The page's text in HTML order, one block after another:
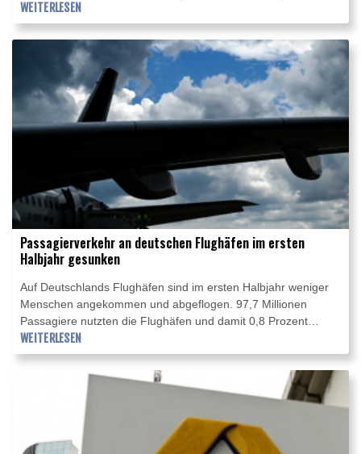
und Feiertagsfahrverbots für Lastwagen ins Spiel gebracht.
"Ich könnte mir beispielsweise vorstellen, dass wir Sonn- und
Feiertagsfahrverbote für Lkw aufheben, wenn es nötig sein
sollte", sagte Bilger am Donnerstag dem Fernsehsender
Phoenix. Am frühen Nachmittag begann in Bonn ein
Spitzengespräch zum Niedrigwasser.
WEITERLESEN
Passagierverkehr an deutschen Flughäfen im ersten
Halbjahr gesunken
Auf Deutschlands Flughäfen sind im ersten Halbjahr weniger
Menschen angekommen und abgeflogen. 97,7 Millionen
Passagiere nutzten die Flughäfen und damit 0,8 Prozent
weniger als im Vorjahreszeitraum, teilte der Bundesverband
der Deutschen Luftverkehrswirtschaft (BDL) am Donnerstag
mit. Zugleich sei das Sitzplatzangebot für Flüge ab
Deutschland um ein Prozent gesunken, das entspreche 85
Prozent des Niveaus vor der Coronapandemie.
WEITERLESEN